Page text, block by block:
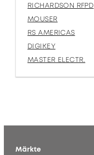
RICHARDSON RFPD
MOUSER
RS AMERICAS
DIGIKEY
MASTER ELECTR.
Märkte